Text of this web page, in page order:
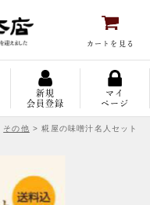
カートを見る
新規
会員登録
マイ
ページ
その他 > 糀屋の味噌汁名人セット